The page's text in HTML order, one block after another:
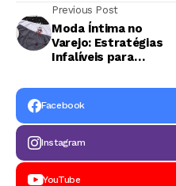
Previous Post
Moda Íntima no
Varejo: Estratégias
Infalíveis para
Compras no Atacado
em Lucro
Facebook
Instagram
YouTube